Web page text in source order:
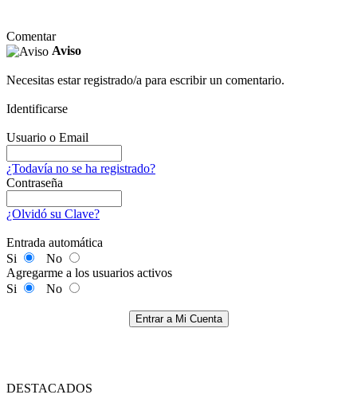
Comentar
Aviso
Necesitas estar registrado/a para escribir un comentario.
Identificarse
Usuario o Email
¿Todavía no se ha registrado?
Contraseña
¿Olvidó su Clave?
Entrada automática
Si
No
Agregarme a los usuarios activos
Si
No
Entrar a Mi Cuenta
DESTACADOS